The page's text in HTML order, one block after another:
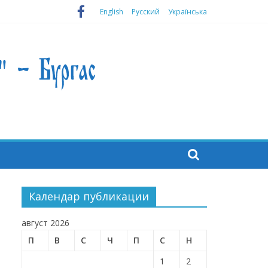
English Русский Українська
Календар публикации
август 2026
П
В С Ч П С
Н
1
2